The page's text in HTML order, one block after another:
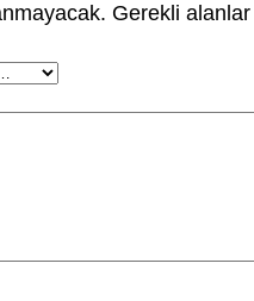
Gerekli